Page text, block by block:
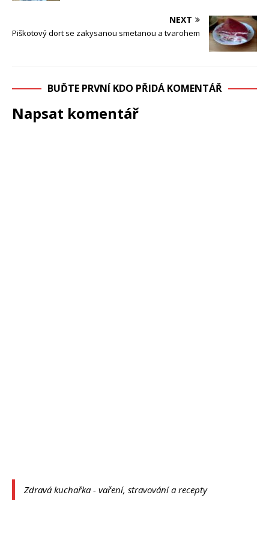
NEXT
Piškotový dort se zakysanou smetanou a tvarohem
BUĎTE PRVNÍ KDO PŘIDÁ KOMENTÁŘ
Napsat komentář
Zdravá kuchařka - vaření, stravování a recepty